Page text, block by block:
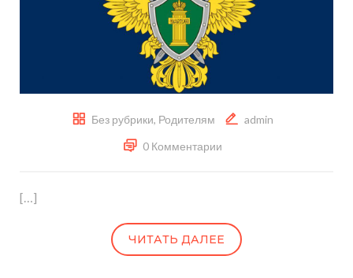
Без рубрики, Родителям
admin
0 Комментарии
[…]
ЧИТАТЬ ДАЛЕЕ